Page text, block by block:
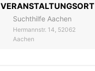
VERANSTALTUNGSORT
Suchthilfe Aachen
Hermannstr. 14, 52062
Aachen